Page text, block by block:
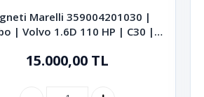
Marelli 359004201030 |
| Volvo 1.6D 110 HP | C30 |
15.000,00 TL